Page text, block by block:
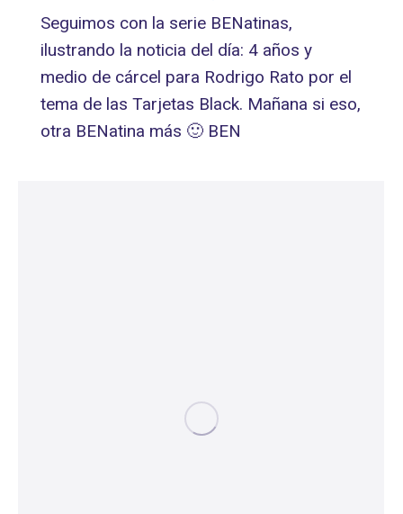
Seguimos con la serie BENatinas,
ilustrando la noticia del día: 4 años y
medio de cárcel para Rodrigo Rato por el
tema de las Tarjetas Black. Mañana si eso,
otra BENatina más 🙂 BEN